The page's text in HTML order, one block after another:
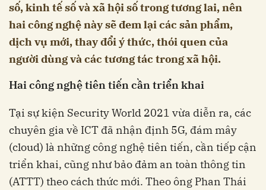
số, kinh tế số và xã hội số trong tương lai, nên
hai công nghệ này sẽ đem lại các sản phẩm,
dịch vụ mới, thay đổi ý thức, thói quen của
người dùng và các tương tác trong xã hội.
Hai công nghệ tiên tiến cần triển khai
Tại sự kiện Security World 2021 vừa diễn ra, các
chuyên gia về ICT đã nhận định 5G, đám mây
(cloud) là những công nghệ tiên tiến, cần tiếp cận
triển khai, cũng như bảo đảm an toàn thông tin
(ATTT) theo cách thức mới. Theo ông Phan Thái